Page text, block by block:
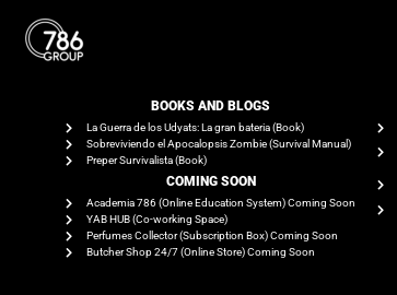
BOOKS AND BLOGS​
La Guerra de los Udyats: La gran bateria (Book)
Sobreviviendo el Apocalopsis Zombie (Survival Manual)
Preper Survivalista (Book)
COMING SOON
Academia 786 (Online Education System) Coming Soon
YAB HUB (Co-working Space)
Perfumes Collector (Subscription Box) Coming Soon
Butcher Shop 24/7 (Online Store) Coming Soon